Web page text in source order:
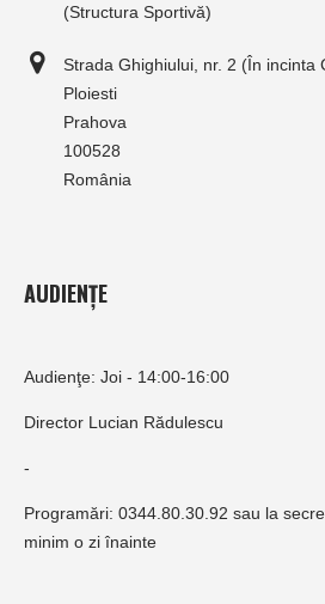
(Structura Sportivă)
Strada Ghighiului, nr. 2 (În incinta
Ploiesti
Prahova
100528
România
AUDIENȚE
Audienţe: Joi - 14:00-16:00
Director Lucian Rădulescu
-
Programări: 0344.80.30.92 sau la
minim o zi înainte